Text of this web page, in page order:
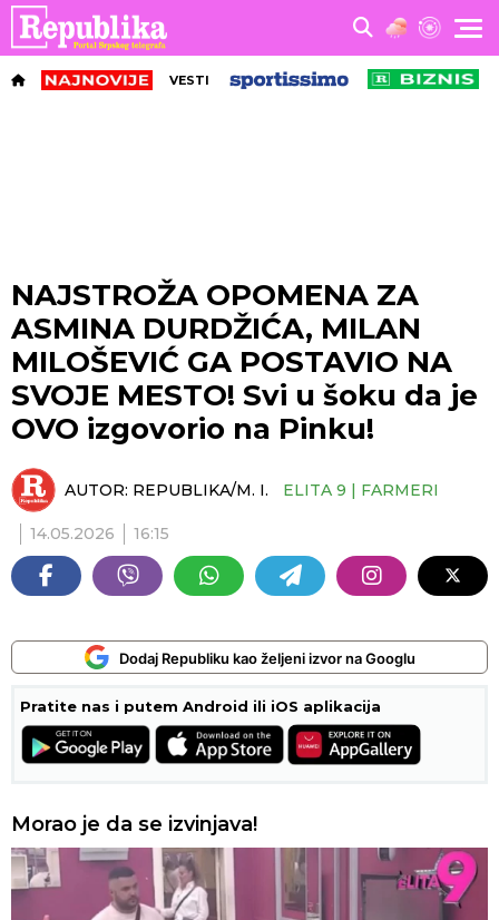
VESTI
NAJSTROŽA OPOMENA ZA
ASMINA DURDŽIĆA, MILAN
MILOŠEVIĆ GA POSTAVIO NA
SVOJE MESTO! Svi u šoku da je
OVO izgovorio na Pinku!
AUTOR: REPUBLIKA/M. I. ELITA 9 | FARMERI
14.05.2026 16:15
Dodaj Republiku kao željeni izvor na Googlu
Pratite nas i putem Android ili iOS aplikacija
Morao je da se izvinjava!